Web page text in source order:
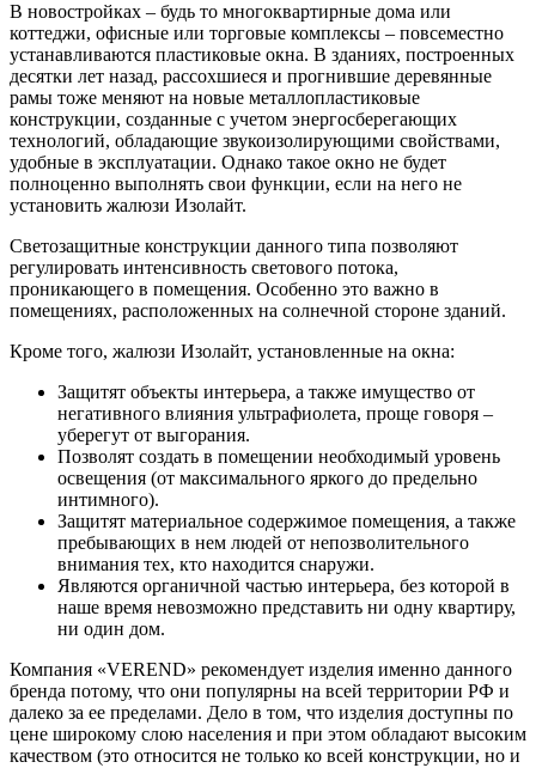
В новостройках – будь то многоквартирные дома или
коттеджи, офисные или торговые комплексы – повсеместно
устанавливаются пластиковые окна. В зданиях, построенных
десятки лет назад, рассохшиеся и прогнившие деревянные
рамы тоже меняют на новые металлопластиковые
конструкции, созданные с учетом энергосберегающих
технологий, обладающие звукоизолирующими свойствами,
удобные в эксплуатации. Однако такое окно не будет
полноценно выполнять свои функции, если на него не
установить жалюзи Изолайт.
Светозащитные конструкции данного типа позволяют
регулировать интенсивность светового потока,
проникающего в помещения. Особенно это важно в
помещениях, расположенных на солнечной стороне зданий.
Кроме того, жалюзи Изолайт, установленные на окна:
Защитят объекты интерьера, а также имущество от
негативного влияния ультрафиолета, проще говоря –
уберегут от выгорания.
Позволят создать в помещении необходимый уровень
освещения (от максимального яркого до предельно
интимного).
Защитят материальное содержимое помещения, а также
пребывающих в нем людей от непозволительного
внимания тех, кто находится снаружи.
Являются органичной частью интерьера, без которой в
наше время невозможно представить ни одну квартиру,
ни один дом.
Компания «VEREND» рекомендует изделия именно данного
бренда потому, что они популярны на всей территории РФ и
далеко за ее пределами. Дело в том, что изделия доступны по
цене широкому слою населения и при этом обладают высоким
качеством (это относится не только ко всей конструкции, но и